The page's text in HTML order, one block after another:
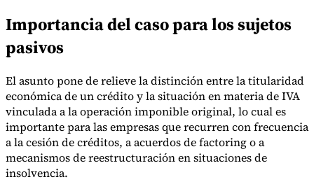
Importancia del caso para los sujetos
pasivos
El asunto pone de relieve la distinción entre la titularidad
económica de un crédito y la situación en materia de IVA
vinculada a la operación imponible original, lo cual es
importante para las empresas que recurren con frecuencia
a la cesión de créditos, a acuerdos de factoring o a
mecanismos de reestructuración en situaciones de
insolvencia.